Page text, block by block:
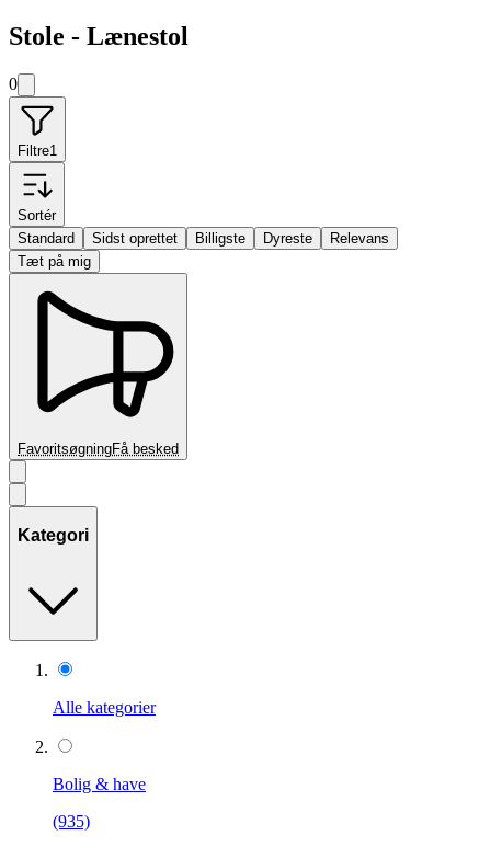
Stole - Lænestol
0
Filtre1
Sortér
Standard
Sidst oprettet Billigste Dyreste
Relevans
Tæt på mig
FavoritsøgningFå besked
Kategori
Alle kategorier
Bolig & have
(935)